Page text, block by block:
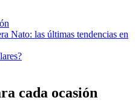
Nato: las últimas tendencias en
cada ocasión